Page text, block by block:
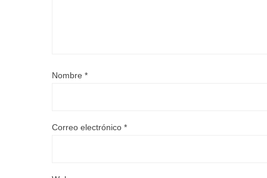
Nombre *
Correo electrónico *